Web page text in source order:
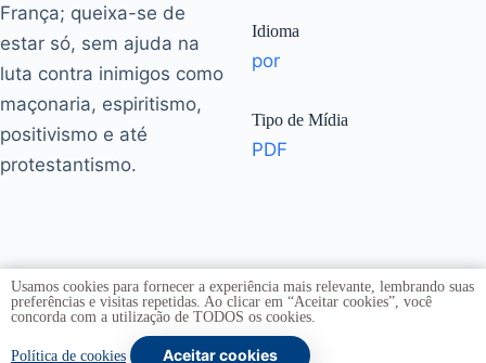
França; queixa-se de
estar só, sem ajuda na
luta contra inimigos como
maçonaria, espiritismo,
positivismo e até
protestantismo.
Idioma
por
Tipo de Mídia
PDF
Copyright © 2026 - Universidade de Brasília . Todos os
Usamos cookies para fornecer a experiência mais relevante, lembrando suas
preferências e visitas repetidas. Ao clicar em “Aceitar cookies”, você
concorda com a utilização de TODOS os cookies.
Política de cookies Aceitar cookies